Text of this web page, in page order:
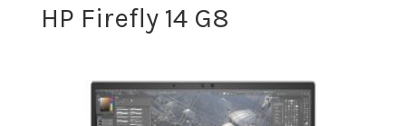
HP Firefly 14 G8